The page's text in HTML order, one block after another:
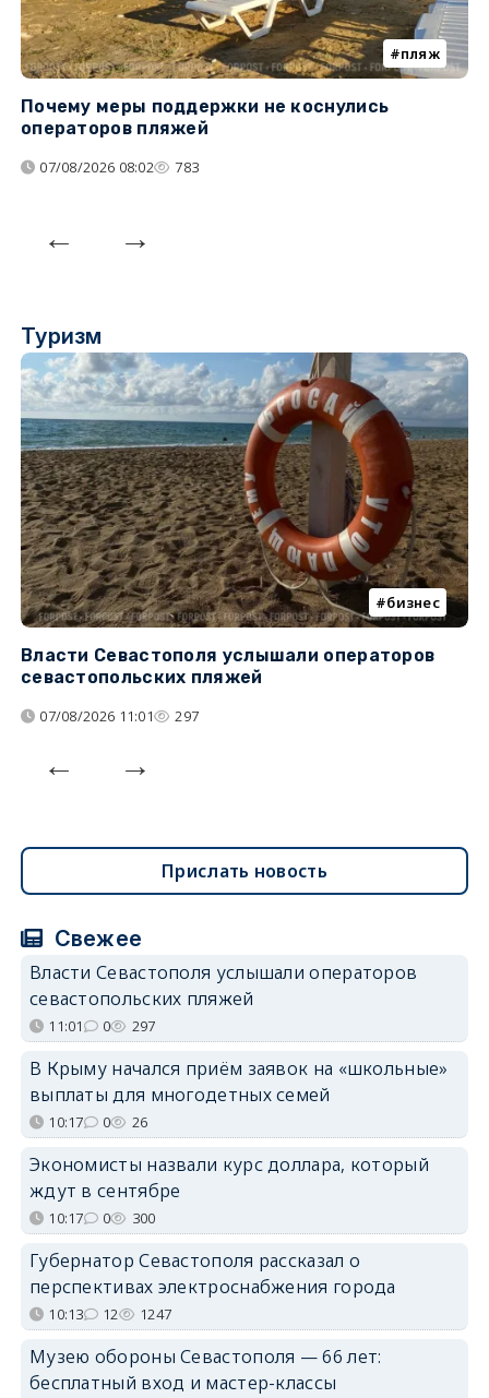
пляж
Почему меры поддержки не коснулись
операторов пляжей
07/08/2026 08:02 783
Туризм
бизнес
Власти Севастополя услышали операторов
севастопольских пляжей
07/08/2026 11:01 297
Прислать новость
Свежее
Власти Севастополя услышали операторов
севастопольских пляжей
11:01 0 297
В Крыму начался приём заявок на «школьные»
выплаты для многодетных семей
10:17 0 26
Экономисты назвали курс доллара, который
ждут в сентябре
10:17 0 300
Губернатор Севастополя рассказал о
перспективах электроснабжения города
10:13 12 1247
Музею обороны Севастополя — 66 лет:
бесплатный вход и мастер-классы